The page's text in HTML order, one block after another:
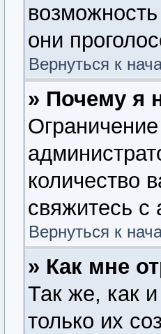
они
Вернуться к
» Почему я
количество
свяжитесь
Вернуться к
» Как мне
Так же, как
только их